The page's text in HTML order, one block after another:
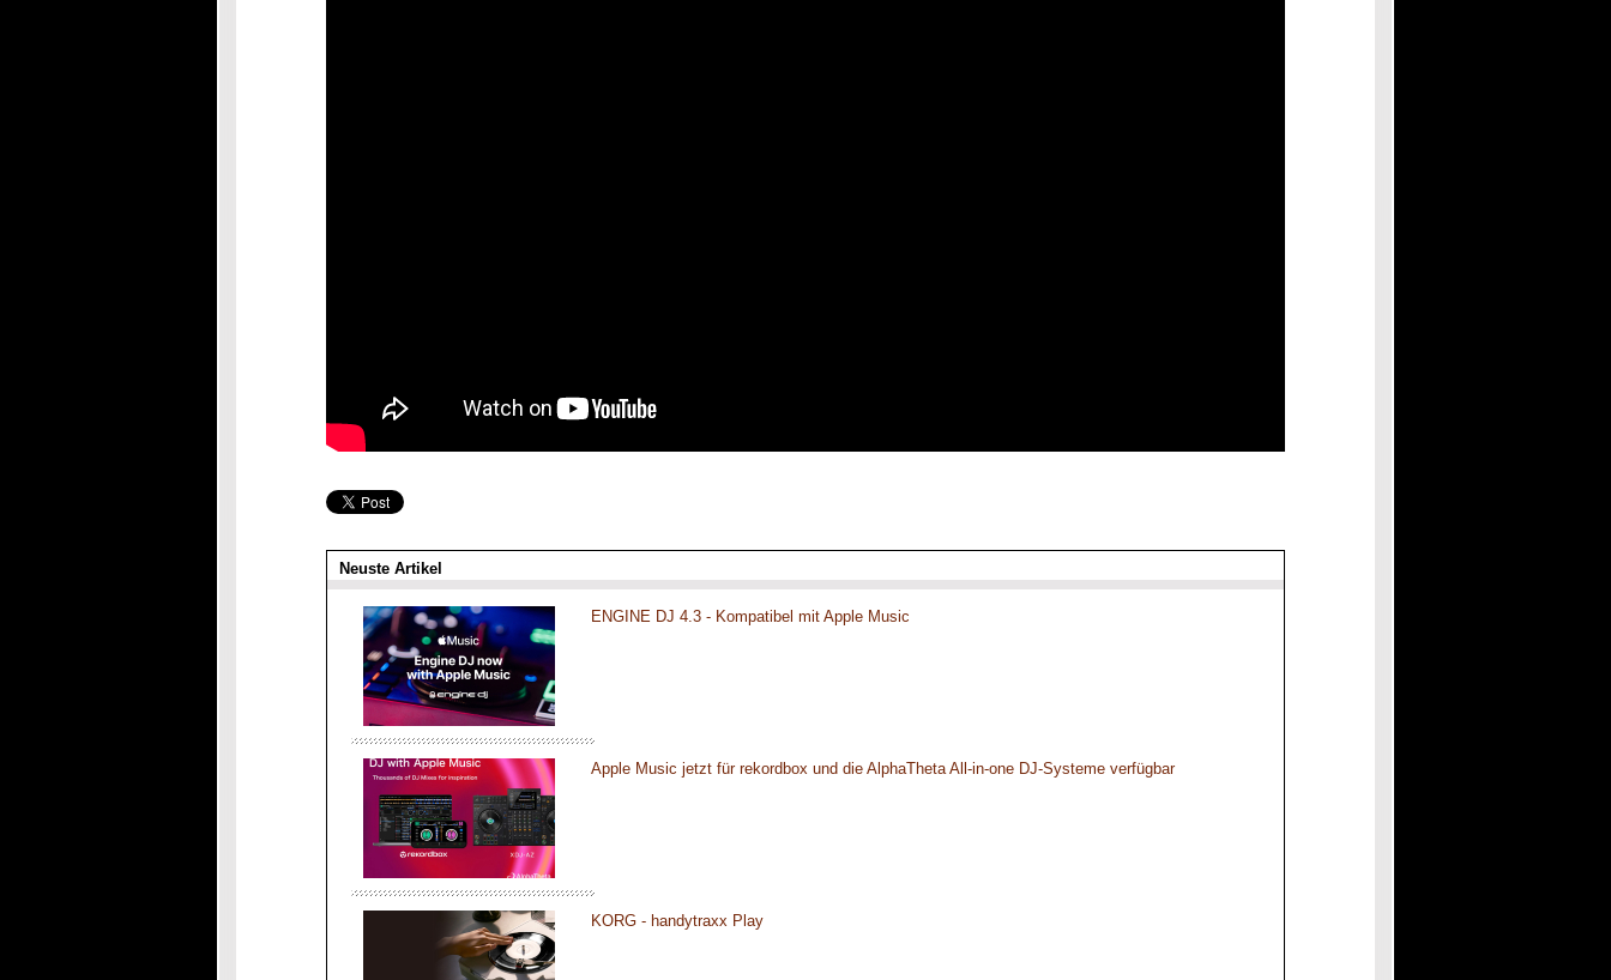
Neuste Artikel
ENGINE DJ 4.3 - Kompatibel mit Apple Music
Apple Music jetzt für rekordbox und die AlphaTheta All-in-one DJ-Systeme verfügbar
KORG - handytraxx Play